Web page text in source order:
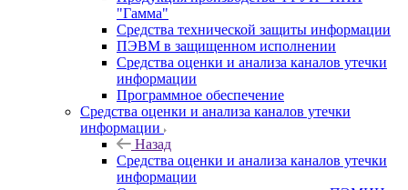
"Гамма"
Средства технической защиты информации
ПЭВМ в защищенном исполнении
Средства оценки и анализа каналов утечки
информации
Программное обеспечение
Средства оценки и анализа каналов утечки
информации
Назад
Средства оценки и анализа каналов утечки
информации